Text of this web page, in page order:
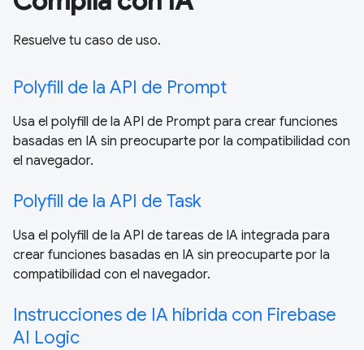
Resuelve tu caso de uso.
Polyfill de la API de Prompt
Usa el polyfill de la API de Prompt para crear funciones
basadas en IA sin preocuparte por la compatibilidad con
el navegador.
Polyfill de la API de Task
Usa el polyfill de la API de tareas de IA integrada para
crear funciones basadas en IA sin preocuparte por la
compatibilidad con el navegador.
Instrucciones de IA híbrida con Firebase
AI Logic